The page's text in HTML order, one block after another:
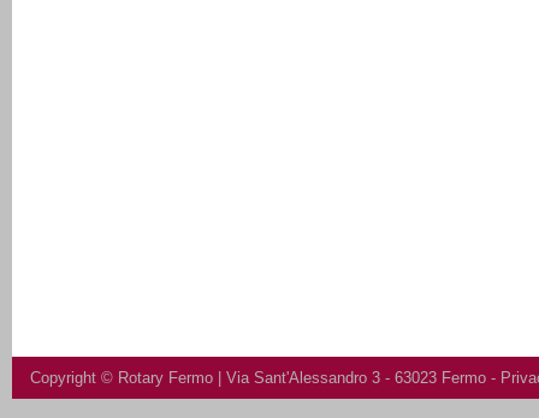
Copyright © Rotary Fermo | Via Sant'Alessandro 3 - 63023 Fermo -